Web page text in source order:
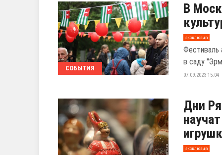
СОБЫТИЯ
В
эксклюзив
Фестиваль
в саду
07.09.2023 15:04
Дни
эксклюзив